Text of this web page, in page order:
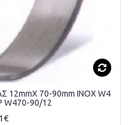
70-90mm INOX W4
W470-90/12